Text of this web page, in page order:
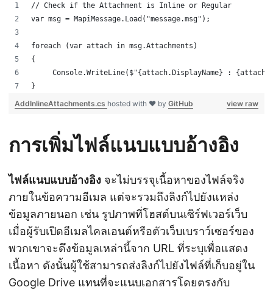
// Check if the Attachment is Inline or Regular
var msg = MapiMessage.Load("message.msg");
foreach (var attach in msg.Attachments)
{
Console.WriteLine($"{attach.DisplayName} :
}
view raw
AddInlineAttachments.cs hosted with ❤ by GitHub
การเพิ่มไฟล์แนบแบบอ้างอิง
ไฟล์แนบแบบอ้างอิง จะไม่บรรจุเนื้อหาของไฟล์จริง
ภายในข้อความอีเมล แต่จะรวมถึงลิงก์ไปยังแหล่ง
ข้อมูลภายนอก เช่น รูปภาพที่โฮสต์บนเซิร์ฟเวอร์เว็บ
เมื่อผู้รับเปิดอีเมลไคลเอนต์หรือตัวเว็บเบราว์เซอร์ของ
พวกเขาจะดึงข้อมูลเหล่านี้จาก URL ที่ระบุเพื่อแสดง
เนื้อหา ดังนั้นผู้ใช้สามารถส่งลิงก์ไปยังไฟล์ที่เก็บอยู่ใน
Google Drive แทนที่จะแนบเอกสารโดยตรงกับ